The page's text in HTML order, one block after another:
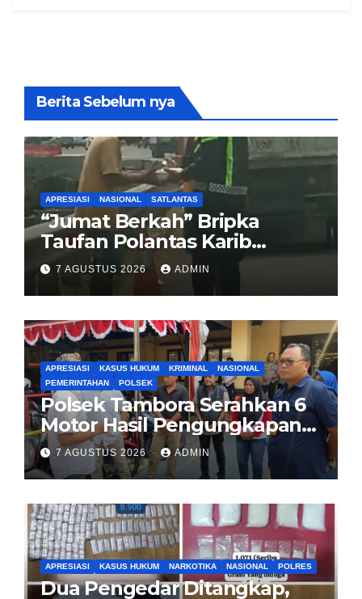
Berita Sebelum nya
APRESIASI NASIONAL SATLANTAS
“Jumat Berkah” Bripka
Taufan Polantas Karib
Bagikan Nasi Kotak untuk
Sopir Truk yang Mogok di KM
00 Pondok Aren
7 AGUSTUS 2026 ADMIN
APRESIASI KASUS HUKUM KRIMINAL
NASIONAL
PEMERINTAHAN
POLSEK
Polsek Tambora Serahkan 6
Motor Hasil Pengungkapan
Kasus Curanmor Kepada
Pemilik Yang sah
7 AGUSTUS 2026 ADMIN
APRESIASI KASUS HUKUM NARKOTIKA NASIONAL POLRES
Dua Pengedar Ditangkap,